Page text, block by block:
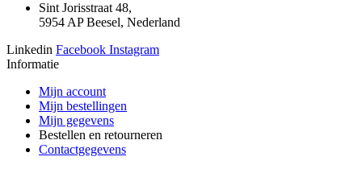
Sint Jorisstraat 48,
5954 AP Beesel, Nederland
Linkedin Facebook Instagram
Informatie
Mijn account
Mijn bestellingen
Mijn gegevens
Bestellen en retourneren
Contactgegevens